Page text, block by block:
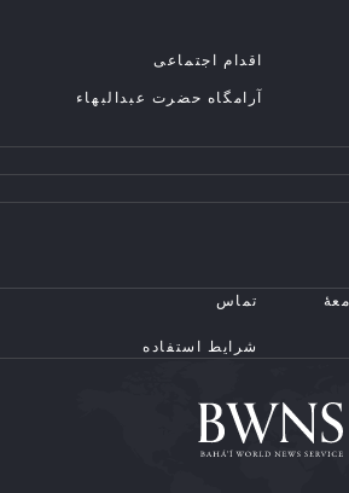
اقدام اجتماعی
آرامگاه حضرت عبدالبهاء
تماس
شرایط استفاده